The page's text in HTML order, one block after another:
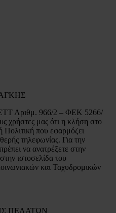
Αριθμ. 966/2 – ΦΕΚ 5266/
χρήστες μας ότι η κλήση στο
Πολιτική που εφαρμόζει
τηλεφωνίας. Για την
να ανατρέξετε στην
ιστοσελίδα του
και Ταχυδρομικών
ΠΕΛΑΤΩΝ